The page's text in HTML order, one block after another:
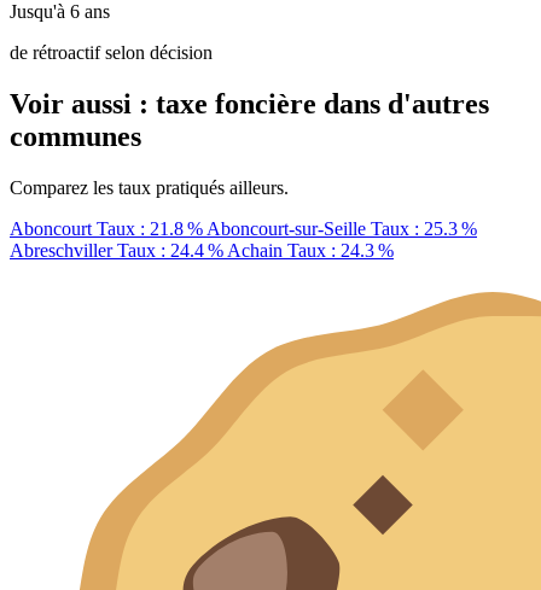
Jusqu'à 6 ans
de rétroactif selon décision
Voir aussi : taxe foncière dans d'autres
communes
Comparez les taux pratiqués ailleurs.
Aboncourt Taux : 21.8 % Aboncourt-sur-Seille Taux : 25.3 %
AbreschvillerTaux : 24.4 % Achain Taux : 24.3 %